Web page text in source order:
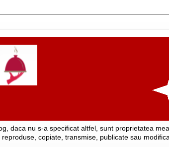
daca nu s-a specificat altfel, sunt proprietatea
copiate, transmise, publicate sau